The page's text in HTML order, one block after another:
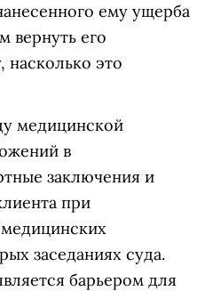
ему ущерба
вернуть его
насколько это
медицинской
в
заключения и
при
заседаниях суда.
барьером для